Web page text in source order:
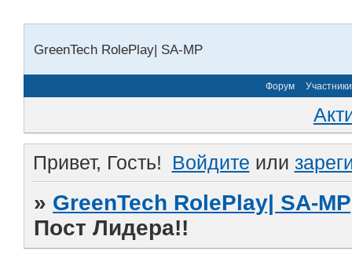
GreenTech RolePlay| SA-MP
Форум Участники
Привет, Гость! Войдите или
» GreenTech RolePlay| SA-MP
Пост Лидера!!